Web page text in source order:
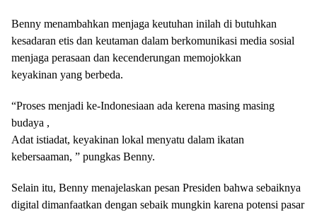
Benny menambahkan menjaga keutuhan inilah di butuhkan
kesadaran etis dan keutaman dalam berkomunikasi media sosial
menjaga perasaan dan kecenderungan memojokkan
keyakinan yang berbeda.
“Proses menjadi ke-Indonesiaan ada kerena masing masing
budaya ,
Adat istiadat, keyakinan lokal menyatu dalam ikatan
kebersaaman, ” pungkas Benny.
Selain itu, Benny menajelaskan pesan Presiden bahwa sebaiknya
digital dimanfaatkan dengan sebaik mungkin karena potensi pasar